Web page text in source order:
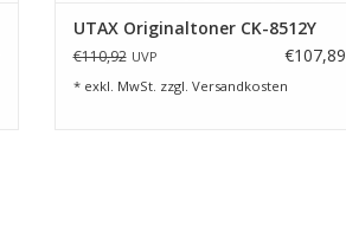
UTAX Originaltoner CK-8512Y
€110,92 UVP €107,89
* exkl. MwSt. zzgl. Versandkosten